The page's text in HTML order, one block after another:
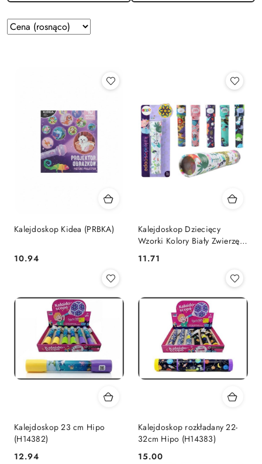
Zastosowano
sortowanie:
Sortuj
według
Kalejdoskop Kidea (PRBKA)
Cena:
10.94
Kalejdoskop Dziecięcy
Wzorki Kolory Biały Zwierzęta
Best Way (19975)
Cena:
11.71
Kalejdoskop 23 cm Hipo
(H14382)
Cena:
12.94
Kalejdoskop rozkładany 22-
32cm Hipo (H14383)
Cena:
15.00